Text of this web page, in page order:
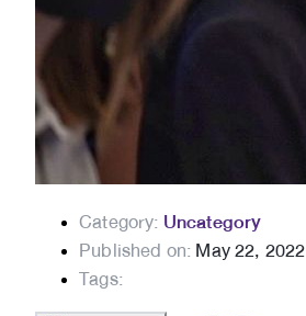
Category: Uncategory
Published on:May 22, 2022
Tags: